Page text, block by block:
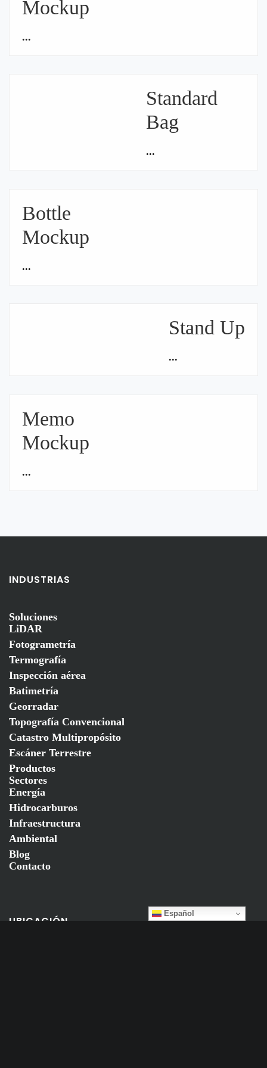
Mockup
...
Standard
Bag
...
Bottle
Mockup
...
Stand Up
...
Memo
Mockup
...
INDUSTRIAS
Soluciones
LiDAR
Fotogrametría
Termografía
Inspección aérea
Batimetría
Georradar
Topografía Convencional
Catastro Multipropósito
Escáner Terrestre
Productos
Sectores
Energía
Hidrocarburos
Infraestructura
Ambiental
Blog
Contacto
UBICACIÓN
Español